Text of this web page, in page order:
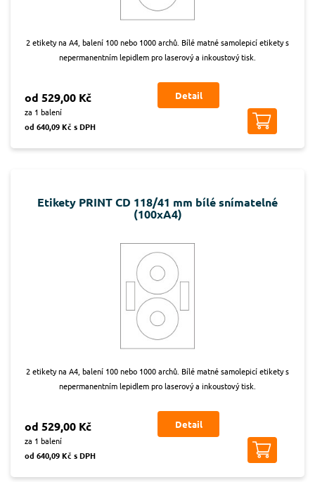
2 etikety na A4, balení 100 nebo 1000 archů. Bílé matné samolepicí etikety s
nepermanentním lepidlem pro laserový a inkoustový tisk.
od 529,00 Kč
za 1 balení
od 640,09 Kč s DPH
Detail
Etikety PRINT CD 118/41 mm bílé snímatelné
(100xA4)
2 etikety na A4, balení 100 nebo 1000 archů. Bílé matné samolepicí etikety s
nepermanentním lepidlem pro laserový a inkoustový tisk.
od 529,00 Kč
za 1 balení
od 640,09 Kč s DPH
Detail